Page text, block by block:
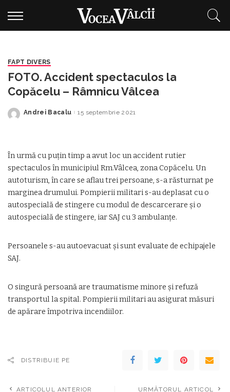
FAPT DIVERS
FOTO. Accident spectaculos la
Copăcelu – Râmnicu Vâlcea
Posted
Andrei Bacalu 15 septembrie 2021
În urmă cu puțin timp a avut loc un accident rutier
spectaculos în municipiul Rm.Vâlcea, zona Copăcelu. Un
autoturism, în care se aflau trei persoane, s-a răsturnat pe
marginea drumului. Pompierii militari s-au deplasat cu o
autospecială de stingere cu modul de descarcerare și o
autospecială de stingere, iar SAJ cu 3 ambulanțe.
Persoanele s-au autoevacuat și sunt evaluate de echipajele
SAJ.
O singură persoană are traumatisme minore și refuză
transportul la spital. Pompierii militari au asigurat măsuri
de apărare împotriva incendiilor.
DISTRIBUIE PE
ARTICOLUL ANTERIOR URMĂTORUL ARTICOL